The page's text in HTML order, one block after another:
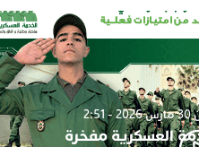
2:51
العسكرية مفخرة